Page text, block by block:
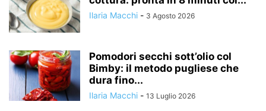
Ilaria Macchi - 3 Agosto 2026
Pomodori secchi sott’olio col
Bimby: il metodo pugliese che
dura fino...
Ilaria Macchi - 13 Luglio 2026